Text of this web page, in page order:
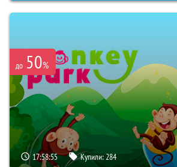
до 50%
17:58:54 Купили:284